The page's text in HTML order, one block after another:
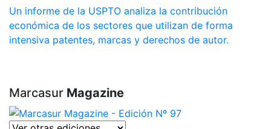
Un informe de la USPTO analiza la contribución
económica de los sectores que utilizan de forma
intensiva patentes, marcas y derechos de autor.
Marcasur Magazine